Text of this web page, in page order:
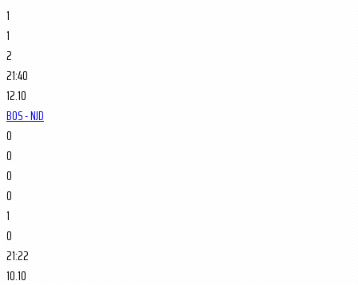
1
1
2
21:40
12.10
BOS - NJD
0
0
0
0
1
0
21:22
10.10